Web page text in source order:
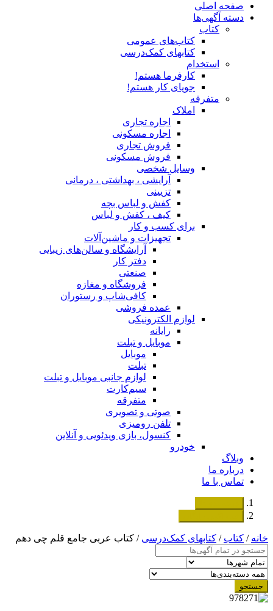
صفحه اصلی
دسته آگهی‌ها
کتاب
کتاب‌های عمومی
کتابهای کمک‌درسی
استخدام
کارفرما هستم!
جویای کار هستم!
متفرقه
املاک
اجاره تجاری
اجاره مسکونی
فروش تجاری
فروش مسکونی
وسایل شخصی
آرایشی ، بهداشتی ، درمانی
تزیینی
کفش و لباس بچه
کیف ، کفش و لباس
برای کسب و کار
تجهیزات و ماشین‌آلات
آرایشگاه و سالن‌های زیبایی
دفتر کار
صنعتی
فروشگاه و مغازه
کافی‌شاپ و رستوران
عمده فروشی
لوازم الکترونیکی
رایانه
موبایل و تبلت
موبایل
تبلت
لوازم جانبی موبایل و تبلت
سیم‌کارت
متفرقه
صوتی و تصویری
تلفن رومیزی
کنسول، بازی‌ ویدئویی و آنلاین
خودرو
وبلاگ
درباره ما
تماس با ما
خانه/ کتاب/ کتابهای کمک‌درسی / کتاب عربی جامع قلم چی دهم
جستجو